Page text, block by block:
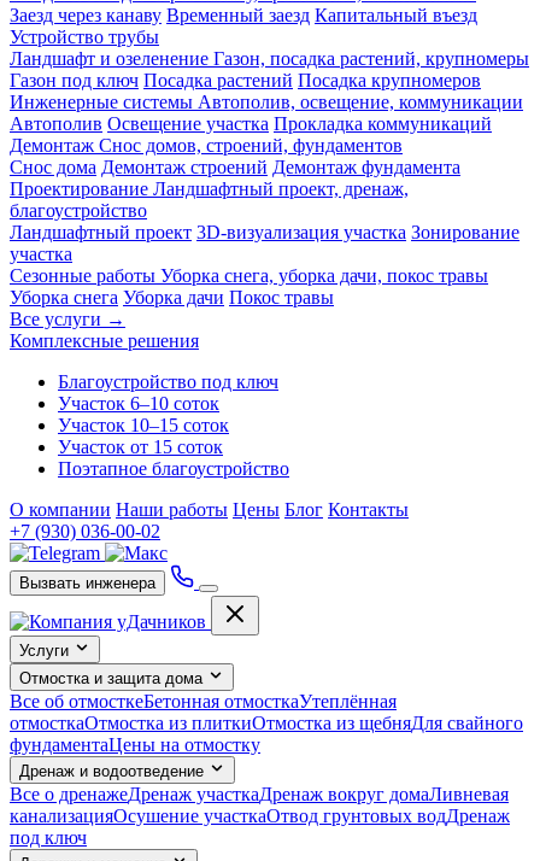
Заезд через канаву Временный заезд Капитальный въезд
Устройство трубы
Ландшафт и озеленение Газон, посадка растений, крупномеры
Газон под ключ Посадка растений Посадка крупномеров
Инженерные системы Автополив, освещение, коммуникации
Автополив Освещение участка Прокладка коммуникаций
Демонтаж Снос домов, строений, фундаментов
Снос дома Демонтаж строений Демонтаж фундамента
Проектирование Ландшафтный проект, дренаж,
благоустройство
Ландшафтный проект 3D-визуализация участка Зонирование
участка
Сезонные работы Уборка снега, уборка дачи, покос травы
Уборка снега Уборка дачи Покос травы
Все услуги →
Комплексные решения
Благоустройство под ключ
Участок 6–10 соток
Участок 10–15 соток
Участок от 15 соток
Поэтапное благоустройство
О компании Наши работы Цены Блог Контакты
+7 (930) 036-00-02
Вызвать инженера
Услуги
Отмостка и защита дома
Все об отмосткеБетонная отмосткаУтеплённая
отмосткаОтмостка из плиткиОтмостка из щебняДля свайного
фундаментаЦены на отмостку
Дренаж и водоотведение
Все о дренажеДренаж участкаДренаж вокруг домаЛивневая
канализацияОсушение участкаОтвод грунтовых водДренаж
под ключ